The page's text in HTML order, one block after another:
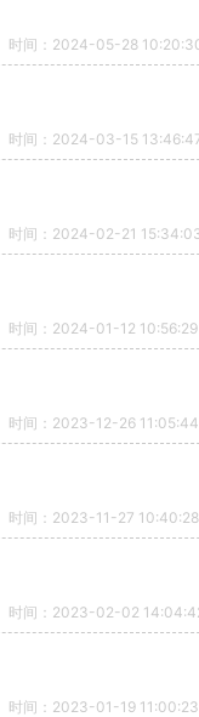
时间：2024-05-28
时间：2024-03-15
时间：2024-02-21
时间：2024-01-12 10:56:29
时间：2023-12-26 11:05:44
时间：2023-11-27 10:40:28
时间：2023-02-02
时间：2023-01-19 11:00:23